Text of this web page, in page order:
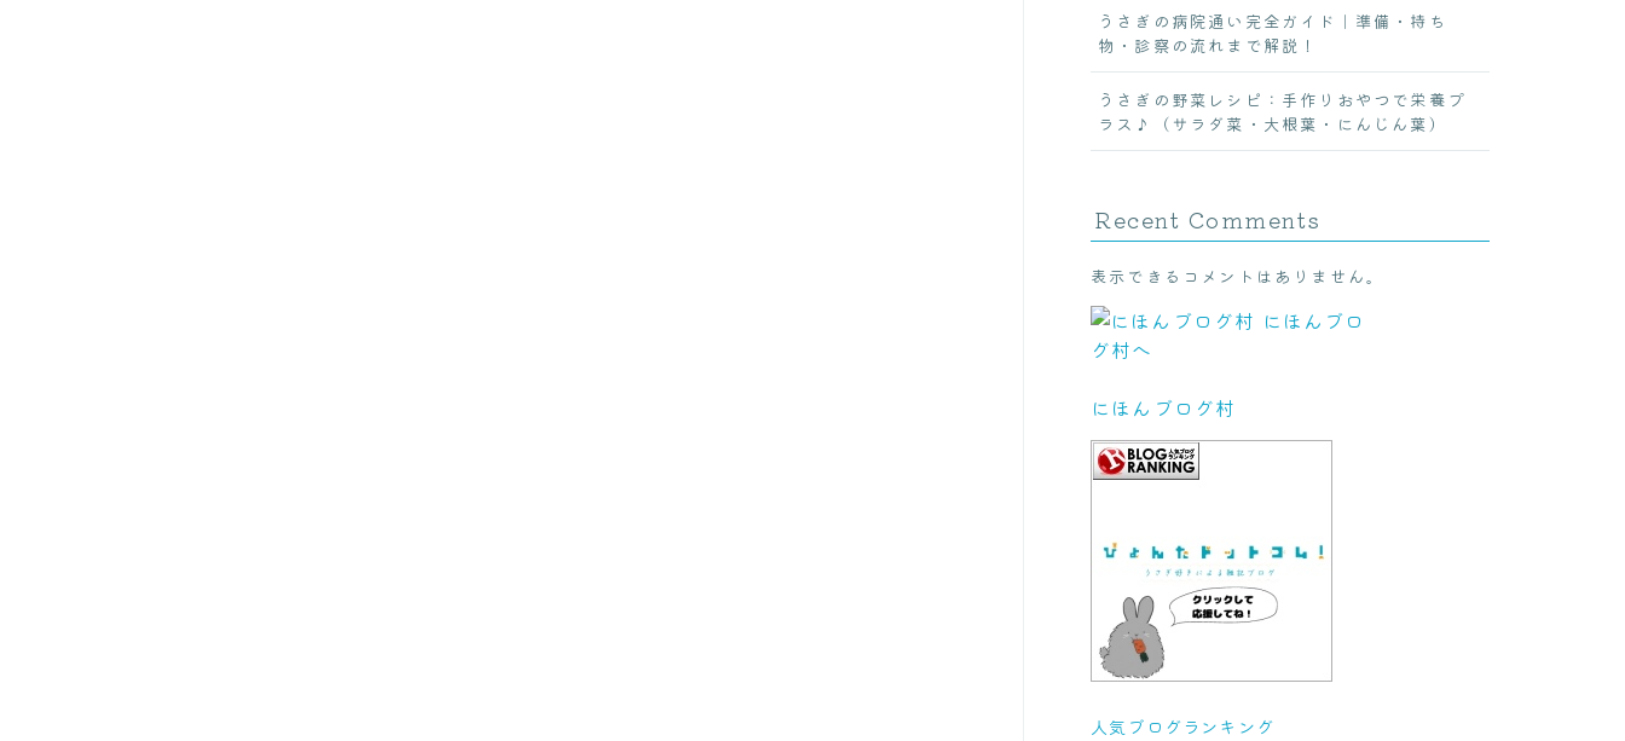
うさぎの病院通い完全ガイド｜準備・持ち
物・診察の流れまで解説！
うさぎの野菜レシピ：手作りおやつで栄養プ
ラス♪（サラダ菜・大根葉・にんじん葉）
Recent Comments
表示できるコメントはありません。
にほんブログ村
人気ブログランキング